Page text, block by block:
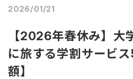
2026/01/21
【2026年春休み】大
に旅する学割サービ
額】